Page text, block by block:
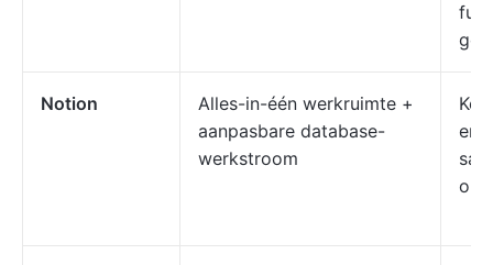
Notion
Alles-in-één werkruimte +
aanpasbare database-
werkstroom
en